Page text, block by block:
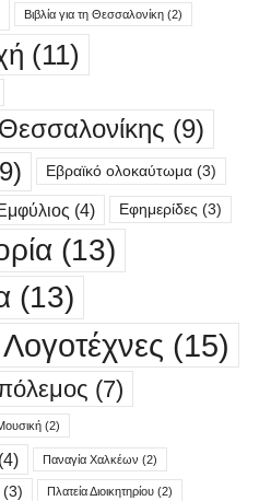
Βιβλία για τη Θεσσαλονίκη (2)
(11)
(9)
Εβραϊκό ολοκαύτωμα (3)
(4) Εφημερίδες (3)
(13)
(13)
Λογοτέχνες (15)
(7)
(2)
(4) Παναγία Χαλκέων (2)
(3) Πλατεία Διοικητηρίου (2)